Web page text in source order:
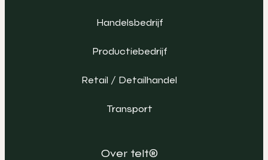
Handelsbedrijf
Productiebedrijf
Retail / Detailhandel
Transport
Over telt®